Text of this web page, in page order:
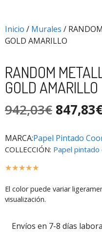
Inicio / Murales /
GOLD AMARILLO
RANDOM
GOLD AMARILLO
942,03€ 847,83
MARCA:Papel Pintado
COLLECCIÓN: Papel pintado
☆☆☆☆☆
El color puede variar
visualización.
Envíos en 7-8 días